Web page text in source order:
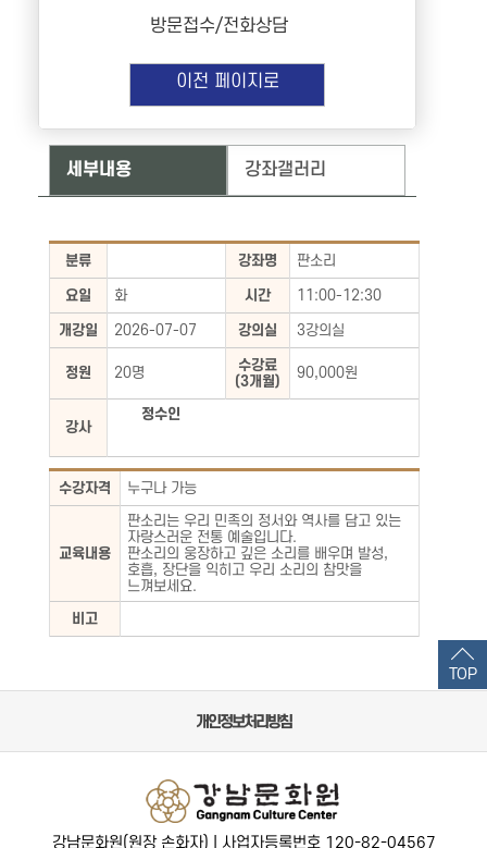
방문접수/전화상담
이전 페이지로
세부내용 강좌갤러리
분류 강좌명 판소리
요일 화 시간 11:00-12:30
개강일 2026-07-07 강의실 3강의실
정원 20명
수강료
(3개월)
90,000원
강사
정수인
수강자격 누구나 가능
교육내용
판소리는 우리 민족의 정서와 역사를 담고 있는
자랑스러운 전통 예술입니다.
판소리의 웅장하고 깊은 소리를 배우며 발성,
호흡, 장단을 익히고 우리 소리의 참맛을
느껴보세요.
비고
개인정보처리방침
TOP
강남문화원(원장 손화자) | 사업자등록번호 120-82-04567